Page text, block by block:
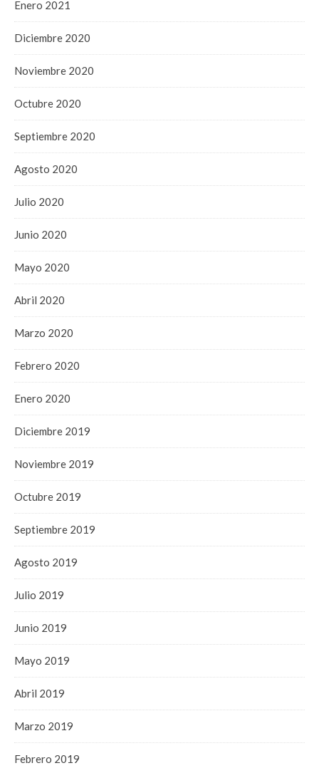
Enero 2021
Diciembre 2020
Noviembre 2020
Octubre 2020
Septiembre 2020
Agosto 2020
Julio 2020
Junio 2020
Mayo 2020
Abril 2020
Marzo 2020
Febrero 2020
Enero 2020
Diciembre 2019
Noviembre 2019
Octubre 2019
Septiembre 2019
Agosto 2019
Julio 2019
Junio 2019
Mayo 2019
Abril 2019
Marzo 2019
Febrero 2019